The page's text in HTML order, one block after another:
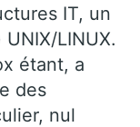
IT, un
LINUX.
étant, a
des
nul